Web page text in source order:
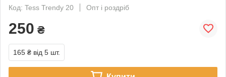
Код: Tess Trendy 20
Опт і роздріб
250 ₴
165 ₴ від 5 шт.